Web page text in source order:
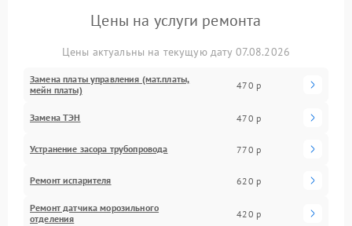
Цены на услуги ремонта
Цены актуальны на текущую дату 07.08.2026
Замена платы управления (мат.платы,
мейн платы)
470 р
Замена ТЭН 470 р
Устранение засора трубопровода 770 р
Ремонт испарителя 620 р
Ремонт датчика морозильного
отделения
420 р